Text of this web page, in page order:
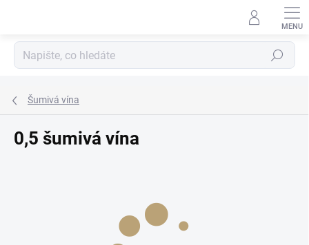
Hledat
Šumivá vína
0,5 šumivá vína